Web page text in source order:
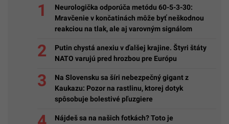
Neurologička odporúča metódu 60-5-3-30:
Mravčenie v končatinách môže byť neškodnou
reakciou na tlak, ale aj varovným signálom
Putin chystá anexiu v ďalšej krajine. Štyri štáty
NATO varujú pred hrozbou pre Európu
Na Slovensku sa šíri nebezpečný gigant z
Kaukazu: Pozor na rastlinu, ktorej dotyk
spôsobuje bolestivé pľuzgiere
Nájdeš sa na našich fotkách? Toto je